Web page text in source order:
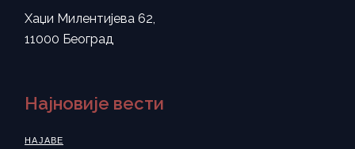
Хаџи Милентијева 62,
11000 Београд
Најновије вести
НАЈАВЕ